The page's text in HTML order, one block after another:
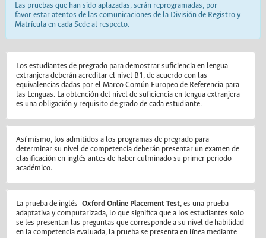
Las pruebas que han sido aplazadas, serán reprogramadas, por
favor estar atentos de las comunicaciones de la División de Registro y
Matrícula en cada Sede al respecto.
Los estudiantes de pregrado para demostrar suficiencia en lengua
extranjera deberán acreditar el nivel B1, de acuerdo con las
equivalencias dadas por el Marco Común Europeo de Referencia para
las Lenguas. La obtención del nivel de suficiencia en lengua extranjera
es una obligación y requisito de grado de cada estudiante.
Así mismo, los admitidos a los programas de pregrado para
determinar su nivel de competencia deberán presentar un examen de
clasificación en inglés antes de haber culminado su primer periodo
académico.
La prueba de inglés -Oxford Online Placement Test, es una prueba
adaptativa y computarizada, lo que significa que a los estudiantes solo
se les presentan las preguntas que corresponde a su nivel de habilidad
en la competencia evaluada, la prueba se presenta en línea mediante